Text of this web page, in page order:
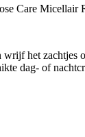
Care
het zachtjes
dag- of